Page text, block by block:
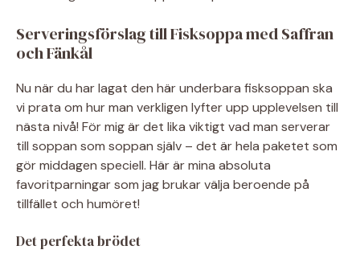
Serveringsförslag till Fisksoppa med Saffran
och Fänkål
Nu när du har lagat den här underbara fisksoppan ska
vi prata om hur man verkligen lyfter upp upplevelsen till
nästa nivå! För mig är det lika viktigt vad man serverar
till soppan som soppan själv – det är hela paketet som
gör middagen speciell. Här är mina absoluta
favoritparningar som jag brukar välja beroende på
tillfället och humöret!
Det perfekta brödet